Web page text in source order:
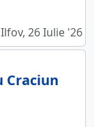
Ilfov, 26 Iulie '26
Craciun